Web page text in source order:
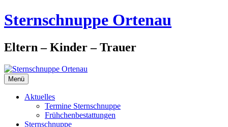
Zum
Inhalt
Sternschnuppe Ortenau
Eltern – Kinder – Trauer
Menü
Aktuelles
Termine Sternschnuppe
Frühchenbestattungen
Sternschnuppe